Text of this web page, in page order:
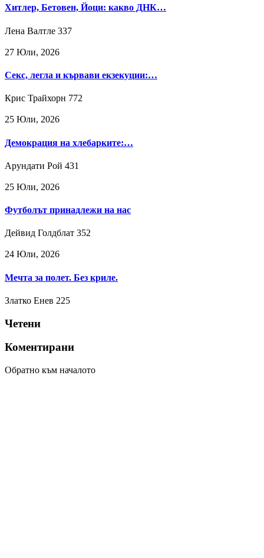
Хитлер, Бетовен, Йоци: какво ДНК…
Лена Валтле 337
27 Юли, 2026
Секс, легла и кървави екзекуции:…
Крис Трайхорн 772
25 Юли, 2026
Демокрация на хлебарките:…
Арундати Рой 431
25 Юли, 2026
Футболът принадлежи на нас
Дейвид Голдблат 352
24 Юли, 2026
Мечта за полет. Без криле.
Златко Енев 225
Четени
Коментирани
Обратно към началото